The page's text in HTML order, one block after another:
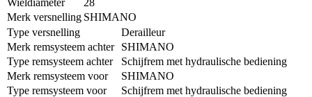
Merk versnelling SHIMANO
Type versnelling
Derailleur
Merk remsysteem achter
SHIMANO
Type remsysteem achter
Schijfrem met hydraulische bediening
Merk remsysteem voor
SHIMANO
Type remsysteem voor
Schijfrem met hydraulische bediening